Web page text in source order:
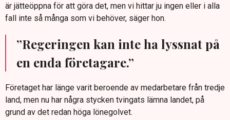
är jätteöppna för att göra det, men vi hittar ju ingen eller i alla
fall inte så många som vi behöver, säger hon.
”Regeringen kan inte ha lyssnat på
en enda företagare.”
Företaget har länge varit beroende av medarbetare från tredje
land, men nu har några stycken tvingats lämna landet, på
grund av det redan höga lönegolvet.